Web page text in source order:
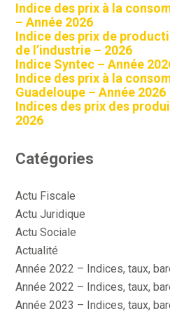
Indice des prix à la
– Année 2026
Indice des prix de
de l’industrie – 2026
Indice Syntec – Année
Indice des prix à la
Guadeloupe – Année 2026
Indices des prix des
2026
Catégories
Actu Fiscale
Actu Juridique
Actu Sociale
Actualité
Année 2022 – Indices, taux,
Année 2022 – Indices, taux,
Année 2023 – Indices, taux,